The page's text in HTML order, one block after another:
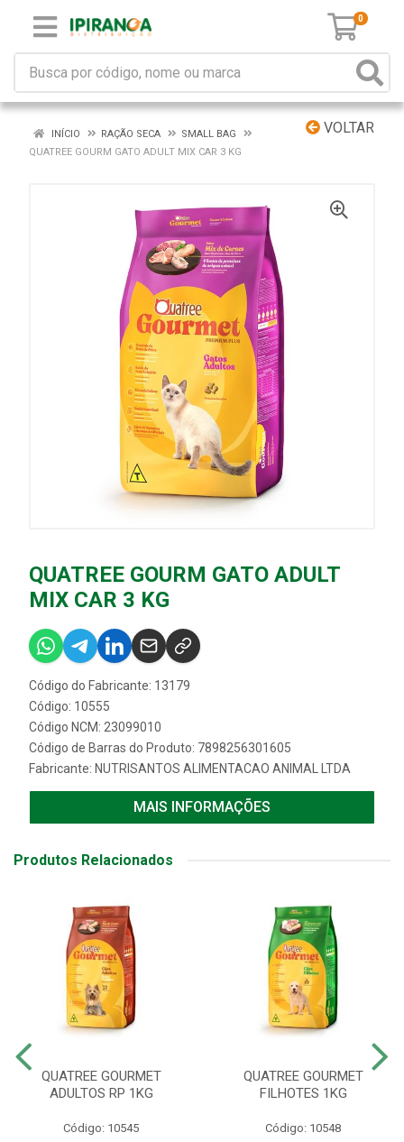
0
VOLTAR
INÍCIO RAÇÃO SECA
SMALL BAG
QUATREE GOURM GATO ADULT MIX CAR 3 KG
QUATREE GOURM GATO ADULT
MIX CAR 3 KG
Código do Fabricante: 13179
Código: 10555
Código NCM: 23099010
Código de Barras do Produto: 7898256301605
Fabricante: NUTRISANTOS ALIMENTACAO ANIMAL LTDA
MAIS INFORMAÇÕES
Produtos Relacionados
QUATREE GOURMET
ADULTOS RP 1KG
Código: 10545
QUATREE GOURMET
FILHOTES 1KG
Código: 10548